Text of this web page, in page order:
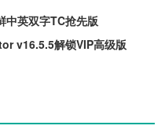
中英双字TC抢先版
v16.5.5解锁VIP高级版